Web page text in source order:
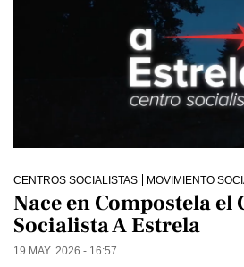
CENTROS SOCIALISTAS MOVIMIENTO
Nace en Compostela el
Socialista A Estrela
19 MAY. 2026 - 16:57